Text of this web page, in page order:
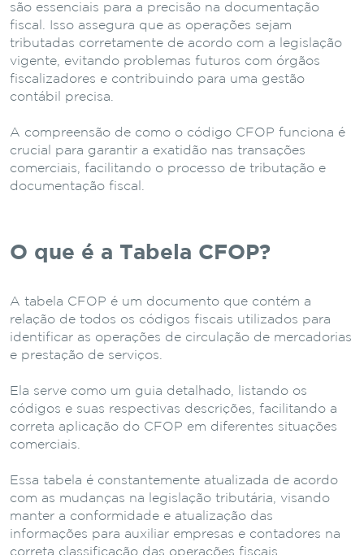
são essenciais para a precisão na documentação
fiscal. Isso assegura que as operações sejam
tributadas corretamente de acordo com a legislação
vigente, evitando problemas futuros com órgãos
fiscalizadores e contribuindo para uma gestão
contábil precisa.
A compreensão de como o código CFOP funciona é
crucial para garantir a exatidão nas transações
comerciais, facilitando o processo de tributação e
documentação fiscal.
O que é a Tabela CFOP?
A tabela CFOP é um documento que contém a
relação de todos os códigos fiscais utilizados para
identificar as operações de circulação de mercadorias
e prestação de serviços.
Ela serve como um guia detalhado, listando os
códigos e suas respectivas descrições, facilitando a
correta aplicação do CFOP em diferentes situações
comerciais.
Essa tabela é constantemente atualizada de acordo
com as mudanças na legislação tributária, visando
manter a conformidade e atualização das
informações para auxiliar empresas e contadores na
correta classificação das operações fiscais.